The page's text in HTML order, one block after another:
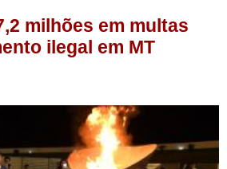
milhões em multas
ilegal em MT